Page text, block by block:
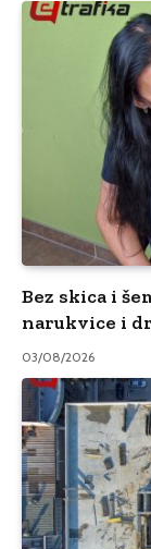
Bez skica i
narukvice i
03/08/2026